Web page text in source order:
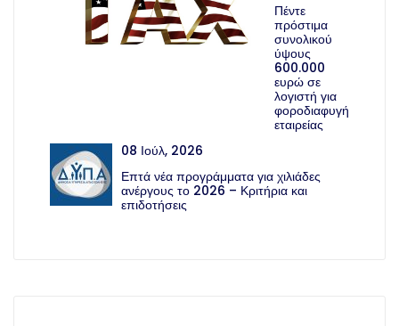
Πέντε
πρόστιμα
συνολικού
ύψους
600.000
ευρώ σε
λογιστή για
φοροδιαφυγή
εταιρείας
08 Ιούλ, 2026
Επτά νέα προγράμματα για χιλιάδες
ανέργους το 2026 – Κριτήρια και
επιδοτήσεις